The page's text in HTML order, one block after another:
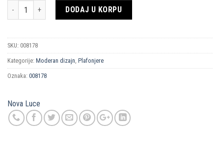
Količina DODAJ U KORPU
SKU: 008178
Kategorije: Moderan dizajn, Plafonjere
Oznaka: 008178
Nova Luce